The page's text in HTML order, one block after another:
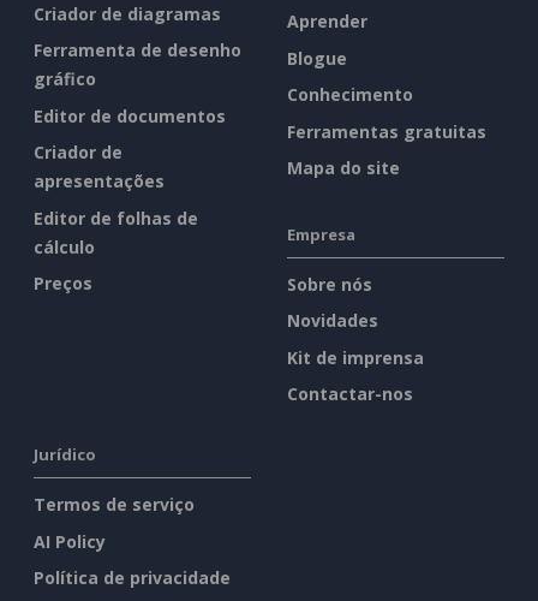
Criador de diagramas
Ferramenta de desenho
gráfico
Editor de documentos
Criador de
apresentações
Editor de folhas de
cálculo
Preços
Aprender
Blogue
Conhecimento
Ferramentas gratuitas
Mapa do site
Empresa
Sobre nós
Novidades
Kit de imprensa
Contactar-nos
Jurídico
Termos de serviço
AI Policy
Política de privacidade